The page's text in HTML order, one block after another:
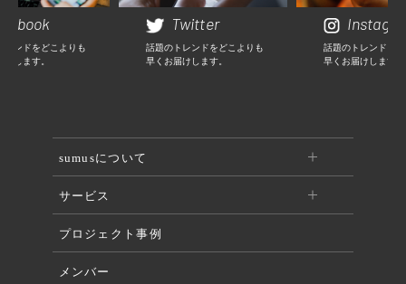
レンドをどこよりも
けします。
Twitter
話題のトレンドをどこよりも
早くお届けします。
話題のトレンドを
早くお届けします。
sumusについて
サービス
プロジェクト事例
メンバー